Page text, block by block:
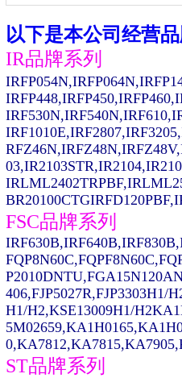
以下是本公司经营
IR品牌系列
FSC品牌系列
406,FJP5027R,FJP3303H1/
H1/H2,KSE13009H1/
ST品牌系列